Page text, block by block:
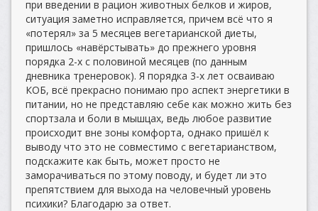
при введении в рацион животных белков и жиров,
ситуация заметно исправляется, причем всё что я
«потерял» за 5 месяцев вегетарианской диеты,
пришлось «навёрстывать» до прежнего уровня
порядка 2-х с половиной месяцев (по данным
дневника тренеровок). Я порядка 3-х лет осваиваю
КОБ, всё прекрасно понимаю про аспект энергетики в
питании, но не представляю себе как можно жить без
спортзала и боли в мышцах, ведь любое развитие
происходит вне зоны комфорта, однако пришёл к
выводу что это не совместимо с вегетарианством,
подскажите как быть, может просто не
заморачиваться по этому поводу, и будет ли это
препятствием для выхода на человечный уровень
психики? Благодарю за ответ.